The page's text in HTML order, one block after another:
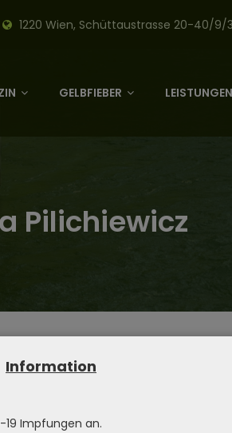
1220 Wien, Schüttaustrasse 20-40/9/
GELBFIEBER
Pilichiewicz
or Spezzy as she’s known around
Information
19 Impfungen an.